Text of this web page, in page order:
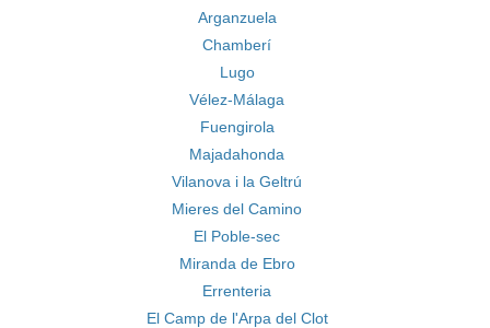
Arganzuela
Chamberí
Lugo
Vélez-Málaga
Fuengirola
Majadahonda
Vilanova i la Geltrú
Mieres del Camino
El Poble-sec
Miranda de Ebro
Errenteria
El Camp de l'Arpa del Clot